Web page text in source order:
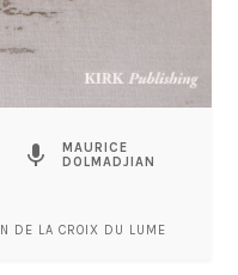
mic
MAURICE
DOLMADJIAN
DE LA CROIX DU LUME